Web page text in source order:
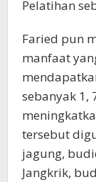
Pelatihan
Faried pun
manfaat
sebanyak
tersebut
jagung,
Jangkrik,